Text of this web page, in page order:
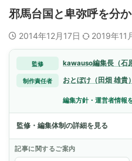
邪馬台国と卑弥呼を分
2014年12月17日 2019年11
監修 kawauso編集長（石
制作責任者 おとぼけ（田畑 雄貴）
編集方針・運営者情報
監修・編集体制の詳細を見る
記事に関するご案内